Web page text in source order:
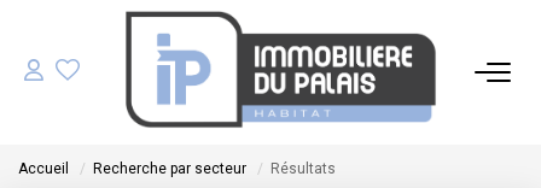
ACHETER
Accueil Recherche par secteur Résultats